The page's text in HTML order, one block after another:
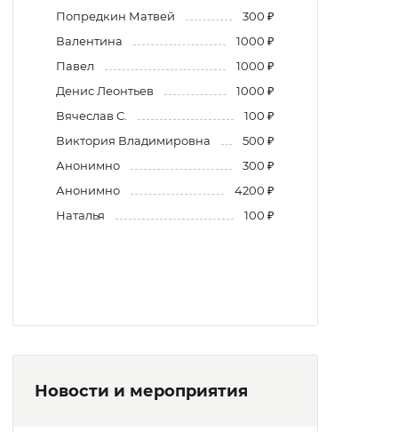
Попредкин Матвей
300 ₽
Валентина
1000 ₽
Павел
1000 ₽
Денис Леонтьев
1000 ₽
Вячеслав С.
100 ₽
Виктория Владимировна
500 ₽
Анонимно
300 ₽
Анонимно
4200 ₽
Наталья
100 ₽
Новости и мероприятия